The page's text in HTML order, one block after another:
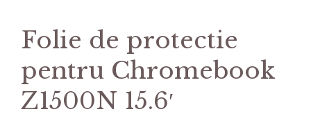
Folie de protectie
pentru Chromebook
Z1500N 15.6′